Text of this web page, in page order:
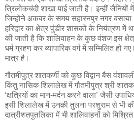
त्रिलोकचंदी शाखा पाई जाती है। इन्हीं जैनियों
जिन्होंने अकबर के समय सहारनपुर नगर
हरिद्वार का क्षेत्र पुंडीर शासकों के नियंत्रण में
की जाती है कि शालिवाहन के कुछ वंशज इस
धर्म ग्रहण कर व्यापारिक वर्ग में सम्मिलित हो
मात्र है।
गौतमीपुत्र शातकर्णी को कुछ विद्वान बैस
किंतु नासिक शिलालेख में गौतमीपुत्र श्री
‘क्षत्रियों का मान-मर्दन करने वाला’ जैसी
इसी शिलालेख में उनकी तुलना परशुराम से भी
दात्रीशतपुतलिका में भी शालिवाहनों को